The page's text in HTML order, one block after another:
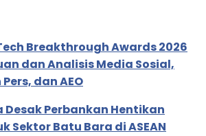
Breakthrough Awards 2026
dan Analisis Media Sosial,
dan AEO
Desak Perbankan Hentikan
Sektor Batu Bara di ASEAN